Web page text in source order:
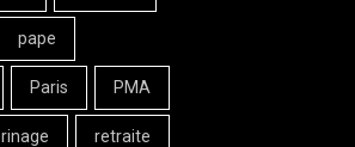
pape
Paris PMA
retraite